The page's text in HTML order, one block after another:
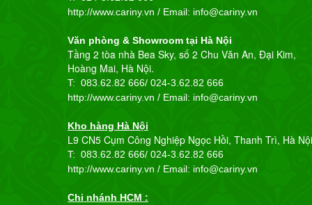
http://www.cariny.vn / Email: info@cariny.vn
Văn phòng & Showroom tại Hà Nội
Tầng 2 tòa nhà Bea Sky, số 2 Chu Văn An, Đại Kim,
Hoàng Mai, Hà Nội.
T: 083.62.82 666/ 024-3.62.82 666
http://www.cariny.vn / Email: info@cariny.vn
Kho hàng Hà Nội
L9 CN5 Cụm Công Nghiệp Ngọc Hồi, Thanh Trì, Hà Nội
T: 083.62.82 666/ 024-3.62.82 666
http://www.cariny.vn / Email: info@cariny.vn
Chi nhánh HCM :